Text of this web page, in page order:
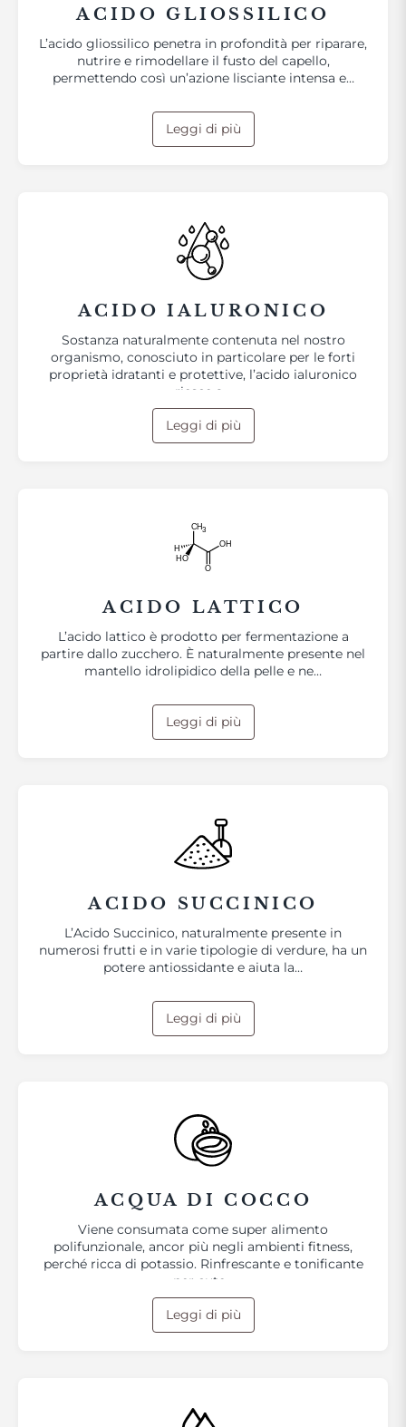
ACIDO GLIOSSILICO
L’acido gliossilico penetra in profondità per riparare,
nutrire e rimodellare il fusto del capello,
permettendo così un’azione lisciante intensa e…
Leggi di più
ACIDO IALURONICO
Sostanza naturalmente contenuta nel nostro
organismo, conosciuto in particolare per le forti
proprietà idratanti e protettive, l’acido ialuronico
riesce a…
Leggi di più
ACIDO LATTICO
L’acido lattico è prodotto per fermentazione a
partire dallo zucchero. È naturalmente presente nel
mantello idrolipidico della pelle e ne…
Leggi di più
ACIDO SUCCINICO
L’Acido Succinico, naturalmente presente in
numerosi frutti e in varie tipologie di verdure, ha un
potere antiossidante e aiuta la…
Leggi di più
ACQUA DI COCCO
Viene consumata come super alimento
polifunzionale, ancor più negli ambienti fitness,
perché ricca di potassio. Rinfrescante e tonificante
per cute…
Leggi di più